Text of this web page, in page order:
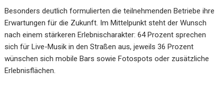
Besonders deutlich formulierten die teilnehmenden Betriebe ihre
Erwartungen für die Zukunft. Im Mittelpunkt steht der Wunsch
nach einem stärkeren Erlebnischarakter: 64 Prozent sprechen
sich für Live-Musik in den Straßen aus, jeweils 36 Prozent
wünschen sich mobile Bars sowie Fotospots oder zusätzliche
Erlebnisflächen.